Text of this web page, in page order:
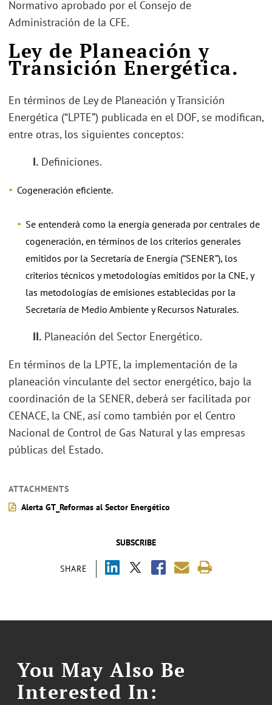
SUBSCRIBE
SHARE
Normativo aprobado por el Consejo de
Administración de la CFE.
Ley de Planeación y
Transición Energética.
En términos de Ley de Planeación y Transición
Energética (“LPTE”) publicada en el DOF, se modifican,
entre otras, los siguientes conceptos:
I. Definiciones.
Cogeneración eficiente.
Se entenderá como la energía generada por centrales de
cogeneración, en términos de los criterios generales
emitidos por la Secretaría de Energía (“SENER”), los
criterios técnicos y metodologías emitidos por la CNE, y
las metodologías de emisiones establecidas por la
Secretaría de Medio Ambiente y Recursos Naturales.
II. Planeación del Sector Energético.
En términos de la LPTE, la implementación de la
planeación vinculante del sector energético, bajo la
coordinación de la SENER, deberá ser facilitada por
CENACE, la CNE, así como también por el Centro
Nacional de Control de Gas Natural y las empresas
públicas del Estado.
ATTACHMENTS
Alerta GT_Reformas al Sector Energético
You May Also Be
Interested In: